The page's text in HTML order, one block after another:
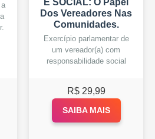
E SOCIAL: O Papel
Dos Vereadores Nas
Comunidades.
Exercípio parlamentar de
um vereador(a) com
responsabilidade social
R$ 29,99
SAIBA MAIS